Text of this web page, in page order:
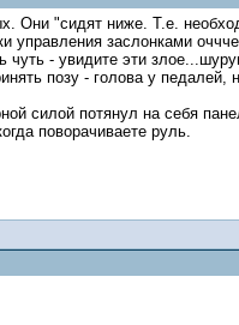
Они "сидят ниже. Т.е.
заслонками
чуть - увидите эти
позу - голова у педалей,
силой потянул на себя
поворачиваете руль.